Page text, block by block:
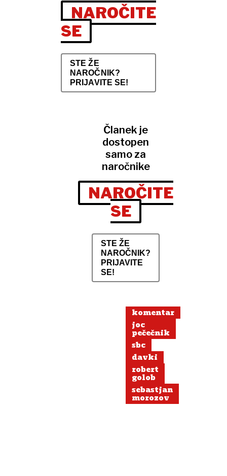
NAROČITE
SE
STE ŽE
NAROČNIK?
PRIJAVITE SE!
Članek je
dostopen
samo za
naročnike
NAROČITE
SE
STE ŽE
NAROČNIK?
PRIJAVITE
SE!
komentar
joc
pečečnik
sbc
davki
robert
golob
sebastjan
morozov